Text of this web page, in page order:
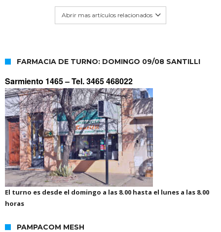
Abrir mas artículos relacionados
FARMACIA DE TURNO: DOMINGO 09/08 SANTILLI
Sarmiento 1465 –Tel. 3465 468022
El turno es desde el domingo a las 8.00 hasta el lunes a las 8.00
horas
PAMPACOM MESH